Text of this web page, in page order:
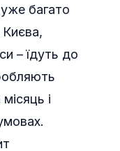
багато
Києва,
– їдуть до
і